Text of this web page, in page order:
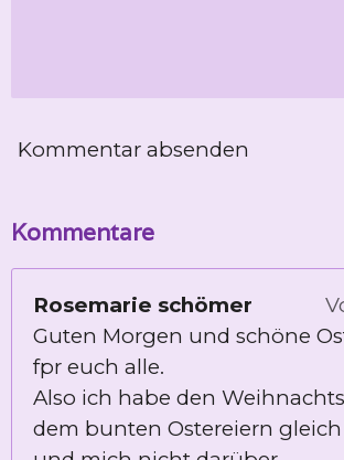
Kommentar absenden
Kommentare
Rosemarie schömer
Guten Morgen und schöne
fpr euch alle.
Also ich habe den
dem bunten Ostereiern